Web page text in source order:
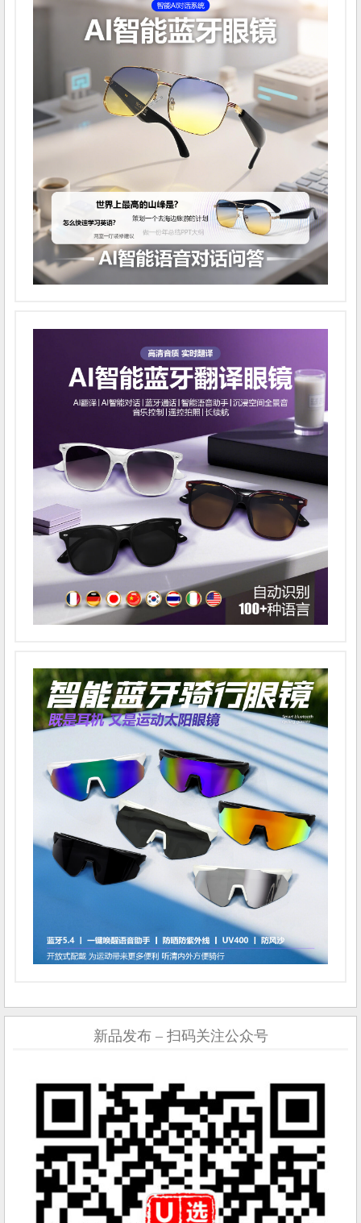
新品发布 – 扫码关注公众号